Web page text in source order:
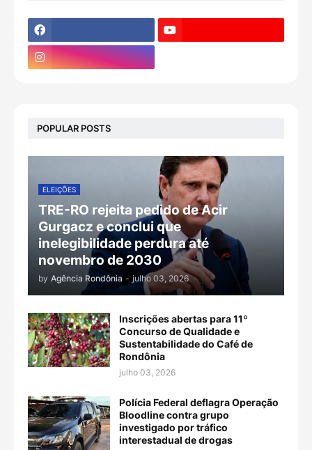
POPULAR POSTS
ELEIÇÕES
TRE-RO rejeita pedido de Acir
Gurgacz e conclui que
inelegibilidade perdura até
novembro de 2030
by Agência Rondônia - julho 03, 2026
Inscrições abertas para 11º
Concurso de Qualidade e
Sustentabilidade do Café de
Rondônia
julho 03, 2026
Polícia Federal deflagra Operação
Bloodline contra grupo
investigado por tráfico
interestadual de drogas